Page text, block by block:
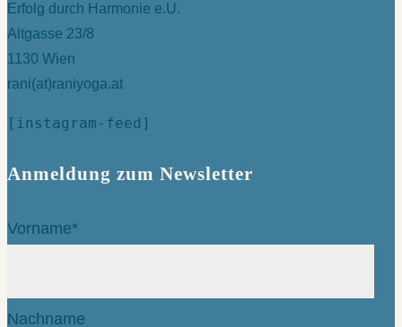
Erfolg durch Harmonie e.U.
Altgasse 23/8
1130 Wien
rani(at)raniyoga.at
[instagram-feed]
Anmeldung zum Newsletter
Vorname*
Nachname